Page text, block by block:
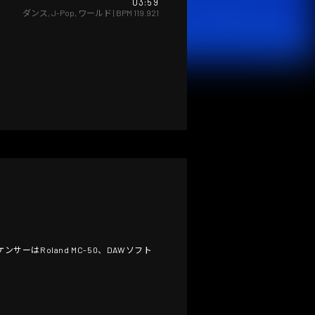
ダンス J-Pop ワールド | BPM 119.921
ンサーはRoland MC-50、DAWソフト